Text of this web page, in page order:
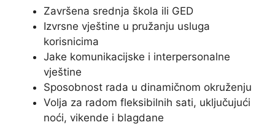
Završena srednja škola ili GED
Izvrsne vještine u pružanju usluga
korisnicima
Jake komunikacijske i interpersonalne
vještine
Sposobnost rada u dinamičnom okruženju
Volja za radom fleksibilnih sati, uključujući
noći, vikende i blagdane